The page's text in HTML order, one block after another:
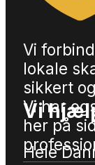
Vi
lokale
sikkert
Vi har
her på
Vi
Hele